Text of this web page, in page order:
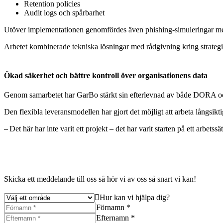
Retention policies
Audit logs och spårbarhet
Utöver implementationen genomfördes även phishing-simuleringar
Arbetet kombinerade tekniska lösningar med rådgivning kring
Ökad säkerhet och bättre kontroll över organisationens data
Genom samarbetet har GarBo stärkt sin efterlevnad av både
Den flexibla leveransmodellen har gjort det möjligt att arbeta
–Det här har inte varit ett projekt – det har varit starten på ett
Skicka ett meddelande till oss så hör vi av oss så snart vi kan!
Hur kan vi hjälpa dig?
Förnamn *
Efternamn *